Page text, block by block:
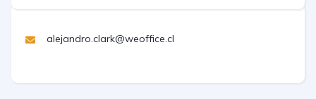
alejandro.clark@weoffice.cl